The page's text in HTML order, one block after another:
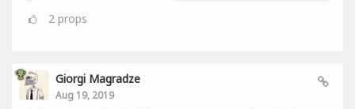
2 props
Giorgi Magradze
Aug 19, 2019